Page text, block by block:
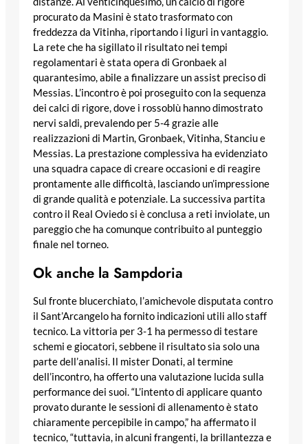
procurato da Masini è stato trasformato con
freddezza da Vitinha, riportando i liguri in vantaggio.
La rete che ha sigillato il risultato nei tempi
regolamentari è stata opera di Gronbaek al
quarantesimo, abile a finalizzare un assist preciso di
Messias. L’incontro è poi proseguito con la sequenza
dei calci di rigore, dove i rossoblù hanno dimostrato
nervi saldi, prevalendo per 5-4 grazie alle
realizzazioni di Martin, Gronbaek, Vitinha, Stanciu e
Messias. La prestazione complessiva ha evidenziato
una squadra capace di creare occasioni e di reagire
prontamente alle difficoltà, lasciando un’impressione
di grande qualità e potenziale. La successiva partita
contro il Real Oviedo si è conclusa a reti inviolate, un
pareggio che ha comunque contribuito al punteggio
finale nel torneo.
Ok anche la Sampdoria
Sul fronte blucerchiato, l’amichevole disputata contro
il Sant’Arcangelo ha fornito indicazioni utili allo staff
tecnico. La vittoria per 3-1 ha permesso di testare
schemi e giocatori, sebbene il risultato sia solo una
parte dell’analisi. Il mister Donati, al termine
dell’incontro, ha offerto una valutazione lucida sulla
performance dei suoi. “L’intento di applicare quanto
provato durante le sessioni di allenamento è stato
chiaramente percepibile in campo,” ha affermato il
tecnico, “tuttavia, in alcuni frangenti, la brillantezza e